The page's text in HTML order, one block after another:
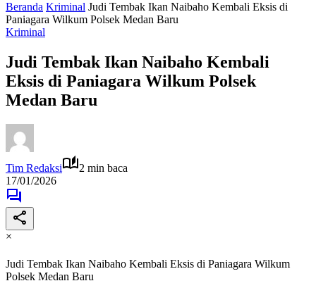
Beranda Kriminal Judi Tembak Ikan Naibaho Kembali Eksis di
Paniagara Wilkum Polsek Medan Baru
Kriminal
Judi Tembak Ikan Naibaho Kembali
Eksis di Paniagara Wilkum Polsek
Medan Baru
Tim Redaksi
2 min baca
17/01/2026
×
Judi Tembak Ikan Naibaho Kembali Eksis di Paniagara Wilkum
Polsek Medan Baru